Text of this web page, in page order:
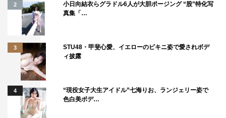
■STAFF
監督・脚本：ドン・マンシーニ
製作：デヴィッド・カーシュナー オグデン・ギャヴァン
スキー
■CAST
チャッキー（声）：ブラッド・ドゥーリフ
ニカ：フィオナ・ドゥーリフ
アンディ：アレックス・ヴィンセント
2
小日向結衣らグラドル6人が大胆ポージング “股”特化写
真集「…
3
STU48・甲斐心愛、イエローのビキニ姿で愛されボデ
ィ披露
4
“現役女子大生アイドル”七海りお、ランジェリー姿で
色白美ボデ…